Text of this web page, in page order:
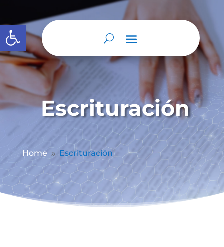
Abrir barra de herramientas
Escrituración
Home 9 Escrituración